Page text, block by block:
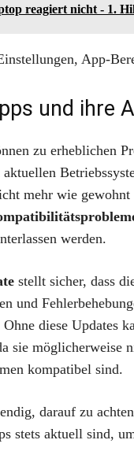
reagiert nicht - 1.
und ihre
zu erheblichen
mehr wie
werden.
stellt sicher, dass
und
diese Updates
sie möglicherweise
kompatibel sind.
darauf zu
stets aktuell sind,